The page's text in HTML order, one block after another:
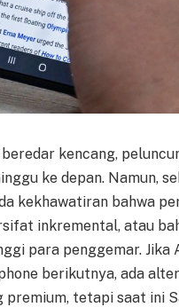
kencang,
ke depan. Namun,
kekhawatiran bahwa
inkremental, atau
para penggemar. Jika
berikutnya, ada
premium, tetapi saat ini